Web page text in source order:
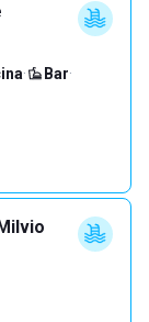
· Bar·